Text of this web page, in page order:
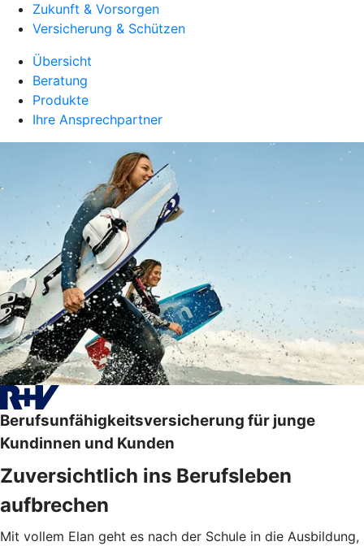
Zukunft & Vorsorgen
Versicherung & Schützen
Übersicht
Beratung
Produkte
Ihre Ansprechpartner
Berufsunfähigkeitsversicherung für junge
Kundinnen und Kunden
Zuversichtlich ins Berufsleben
aufbrechen
Mit vollem Elan geht es nach der Schule in die Ausbildung,